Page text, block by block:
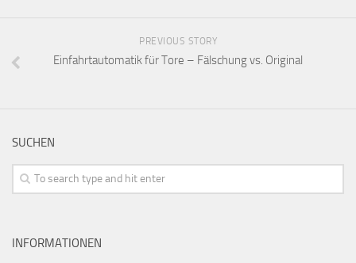
PREVIOUS STORY
Einfahrtautomatik für Tore – Fälschung vs. Original
SUCHEN
INFORMATIONEN